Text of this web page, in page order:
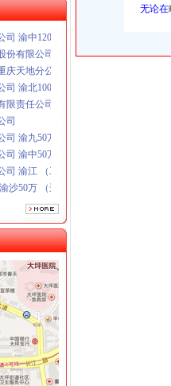
渝中10万 （工商注册）
渝中120万 （增资）
份有限公司重庆分公司 渝江 （工商注册
庆天地分公司 渝中 （工商注册）
渝北10010万 (进出口权)
责任公司 渝九1000万 （增资）
司
渝九50万 （工商注册）
渝中50万 （工商注册）
渝江 （工商注册）
沙50万 （进出口权）
渝中10万 （工商注册）
司 渝中120万 （增资）
份有限公司重庆分公司 渝江 （工商注册
天地分公司 渝中 （工商注册）
个中院具体叫什么名字？_百度知道
工作室2017新招聘信息_电话_地址-58
区广告_广告买卖网
无论在